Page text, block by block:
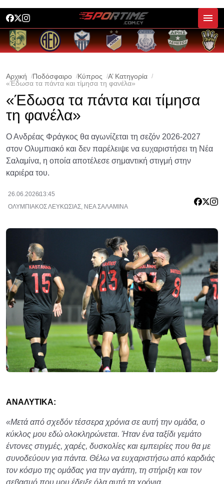
Αρχική Ποδόσφαιρο Κύπρος
Α’ Κατηγορία
«Έδωσα τα πάντα και τίμησα τη φανέλα»
«Έδωσα τα πάντα και τίμησα
τη φανέλα»
Ο Ανδρέας Φράγκος θα αγωνίζεται τη σεζόν 2026-2027
στον Ολυμπιακό και δεν παρέλειψε να ευχαριστήσει τη Νέα
Σαλαμίνα, η οποία αποτέλεσε σημαντική στιγμή στην
καριέρα του.
26.06.2026 13:45
ΟΛΥΜΠΙΑΚΟΣ ΛΕΥΚΩΣΙΑΣ, ΝΕΑ ΣΑΛΑΜΙΝΑ
ΑΝΑΛΥΤΙΚΑ:
«Μετά από σχεδόν τέσσερα χρόνια σε αυτή την ομάδα, ο
κύκλος μου εδώ ολοκληρώνεται. Ήταν ένα ταξίδι γεμάτο
έντονες στιγμές, χαρές, δυσκολίες και εμπειρίες που θα με
συνοδεύουν για πάντα. Θέλω να ευχαριστήσω από καρδιάς
τον κόσμο της ομάδας για την αγάπη, τη στήριξη και τον
σεβασμό που μου έδειξε όλα αυτά τα χρόνια.